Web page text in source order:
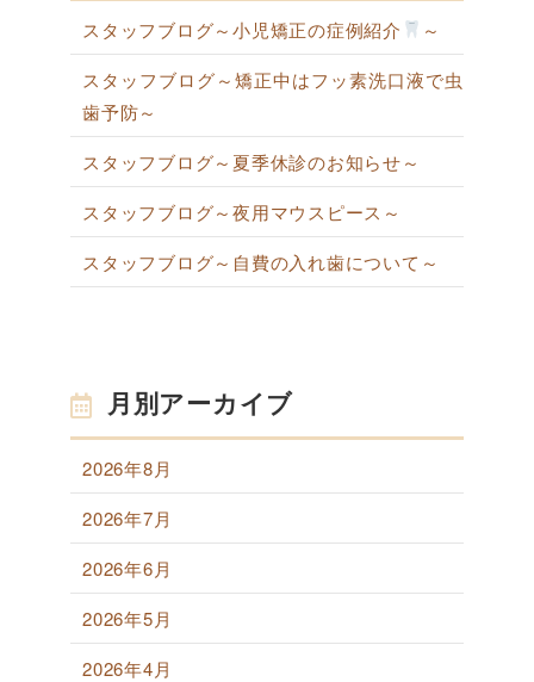
スタッフブログ～小児矯正の症例紹介
～
スタッフブログ～矯正中はフッ素洗口液で虫
歯予防～
スタッフブログ～夏季休診のお知らせ～
スタッフブログ～夜用マウスピース～
スタッフブログ～自費の入れ歯について～
月別アーカイブ
2026年8月
2026年7月
2026年6月
2026年5月
2026年4月